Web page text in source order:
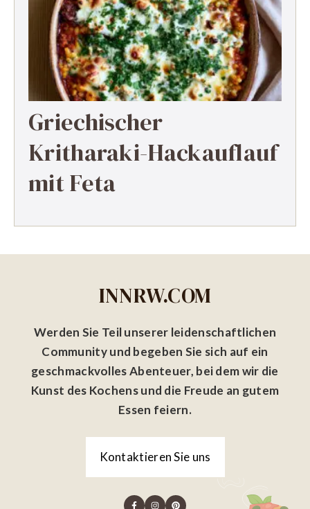
Griechischer
Kritharaki-Hackauflauf
mit Feta
INNRW.COM
Werden Sie Teil unserer leidenschaftlichen
Community und begeben Sie sich auf ein
geschmackvolles Abenteuer, bei dem wir die
Kunst des Kochens und die Freude an gutem
Essen feiern.
Kontaktieren Sie uns